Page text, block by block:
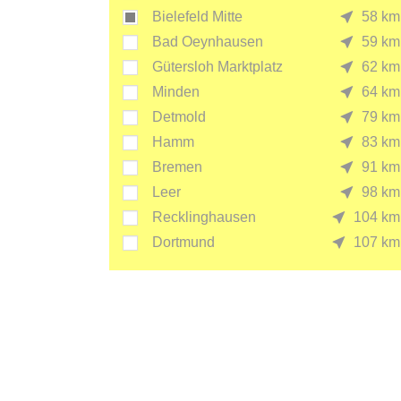
Bielefeld Mitte
58 km
Bad Oeynhausen
59 km
Gütersloh Marktplatz
62 km
Minden
64 km
Detmold
79 km
Hamm
83 km
Bremen
91 km
Leer
98 km
Recklinghausen
104 km
Dortmund
107 km